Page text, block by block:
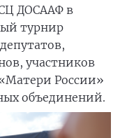
ДОСААФ в
турнир
участников
России»
объединений.